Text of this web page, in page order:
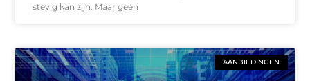
stevig kan zijn. Maar geen
AANBIEDINGEN